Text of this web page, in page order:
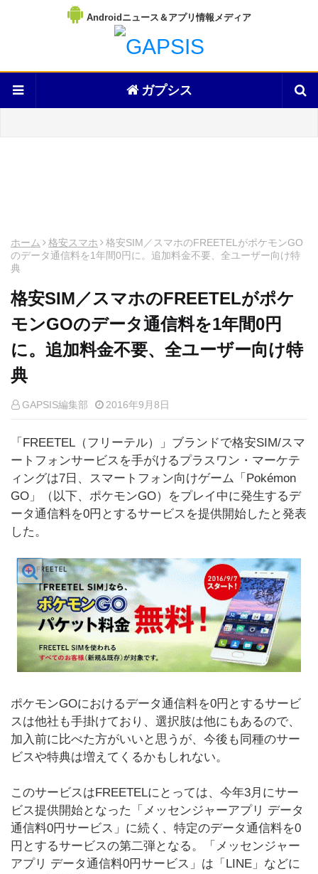
Androidニュース＆アプリ情報メディア
ガプシス
ホーム 格安スマホ
格安SIM／スマホのFREETELがポケモンGO
のデータ通信料を1年間0円に。追加料金不要、全ユーザー向け特
典
格安SIM／スマホのFREETELがポケ
モンGOのデータ通信料を1年間0円
に。追加料金不要、全ユーザー向け特
典
GAPSIS編集部 2016年9月8日
「FREETEL（フリーテル）」ブランドで格安SIM/スマ
ートフォンサービスを手がけるプラスワン・マーケテ
ィングは7日、スマートフォン向けゲーム「Pokémon
GO」（以下、ポケモンGO）をプレイ中に発生するデ
ータ通信料を0円とするサービスを提供開始したと発表
した。
ポケモンGOにおけるデータ通信料を0円とするサービ
スは他社も手掛けており、選択肢は他にもあるので、
加入前に比べた方がいいと思うが、今後も同種のサー
ビスや特典は増えてくるかもしれない。
このサービスはFREETELにとっては、今年3月にサー
ビス提供開始となった「メッセンジャーアプリ データ
通信料0円サービス」に続く、特定のデータ通信料を0
円とするサービスの第二弾となる。「メッセンジャー
アプリ データ通信料0円サービス」は「LINE」などに